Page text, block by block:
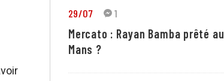
29/07 1
Mercato : Rayan Bamba prêté au
Mans ?